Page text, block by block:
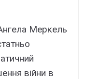
Меркель
війни в